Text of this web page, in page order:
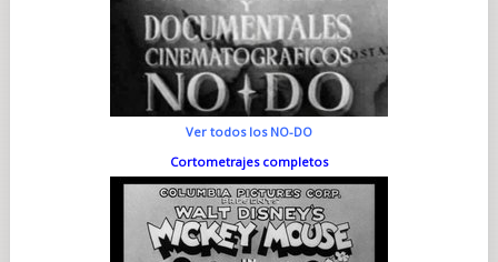
Ver todos los NO-DO
Cortometrajes completos